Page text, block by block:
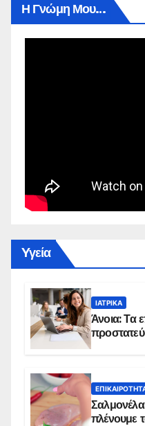
Η Γνώμη Μου…
Yγεία
ΙΑΤΡΙΚΆ
Άνοια: Τα
πλένουμε